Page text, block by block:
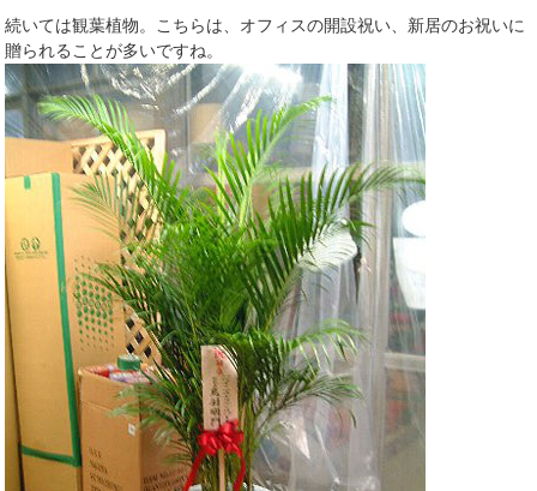
続いては観葉植物。こちらは、オフィスの開設祝い、新居のお祝いに
贈られることが多いですね。